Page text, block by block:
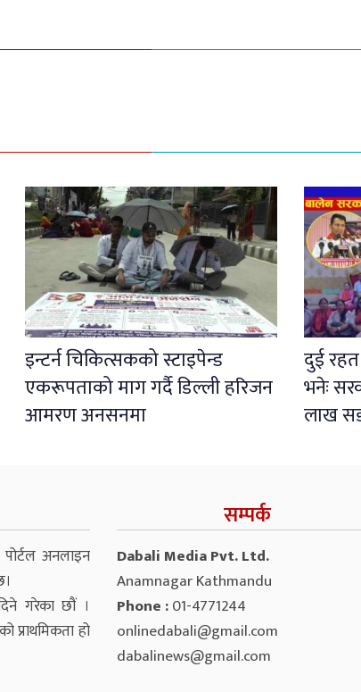
इन्टर्न चिकित्सकको स्टाइपेन्ड
एकरूपताको माग गर्दै डिल्ली हरिजन
आमरण अनसनमा
दुई
भनेः
लाख
पोर्टल अनलाइन
गरेका छौं ।
प्राथमिकता हो
सम्पर्क
Dabali Media Pvt. Ltd.
Anamnagar Kathmandu
Phone :01-4771244
onlinedabali@gmail.com
dabalinews@gmail.com